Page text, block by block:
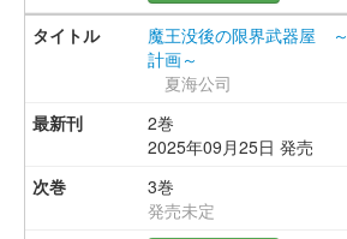
魔王没後の限界武器屋
計画～
夏海公司
2巻
2025年09月25日 発売
3巻
発売未定